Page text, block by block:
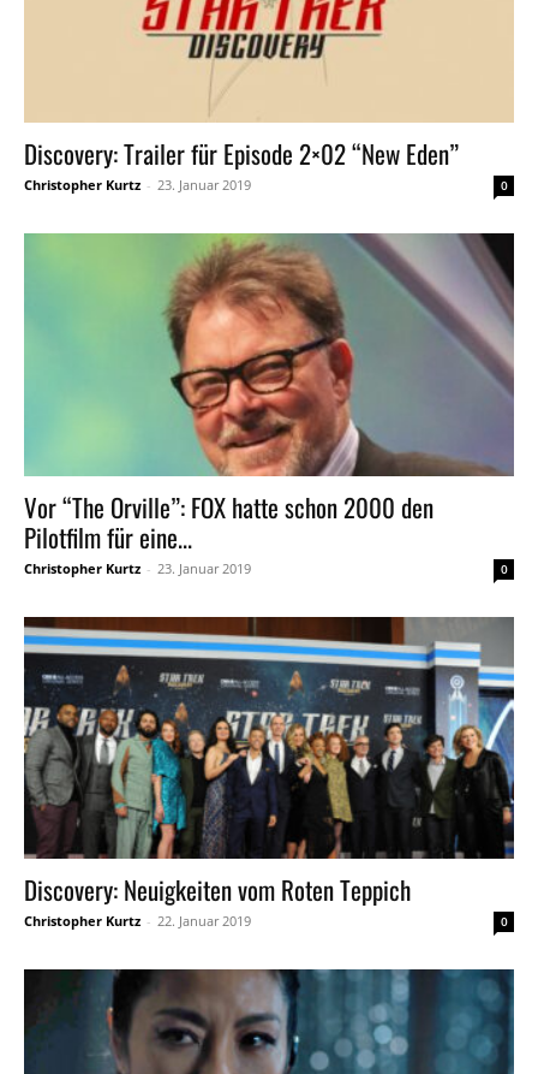
Discovery: Trailer für Episode 2×02 “New Eden”
Christopher Kurtz - 23. Januar 2019 0
Vor “The Orville”: FOX hatte schon 2000 den
Pilotfilm für eine...
Christopher Kurtz - 23. Januar 2019 0
Discovery: Neuigkeiten vom Roten Teppich
Christopher Kurtz - 22. Januar 2019 0